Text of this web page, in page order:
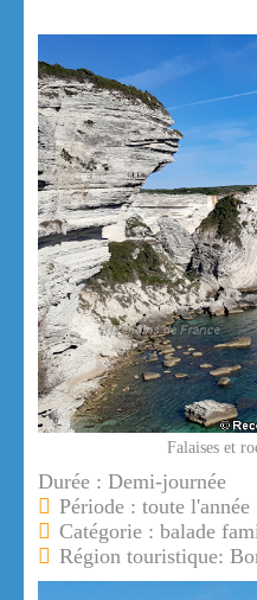
Falaises et
Durée : Demi-journée
Période : toute l'année
Catégorie : balade
Région touristique: